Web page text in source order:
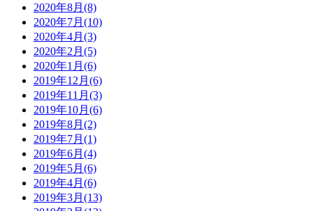
2020年8月(8)
2020年7月(10)
2020年4月(3)
2020年2月(5)
2020年1月(6)
2019年12月(6)
2019年11月(3)
2019年10月(6)
2019年8月(2)
2019年7月(1)
2019年6月(4)
2019年5月(6)
2019年4月(6)
2019年3月(13)